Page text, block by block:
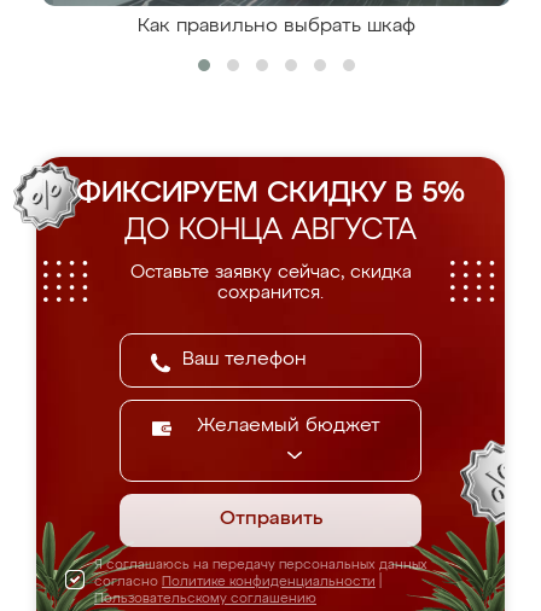
Как правильно выбрать шкаф
ФИКСИРУЕМ СКИДКУ В 5%
ДО КОНЦА АВГУСТА
Оставьте заявку сейчас, скидка
сохранится.
Желаемый бюджет
Отправить
Я соглашаюсь на передачу персональных данных
согласно Политике конфиденциальности
Пользовательскому соглашению